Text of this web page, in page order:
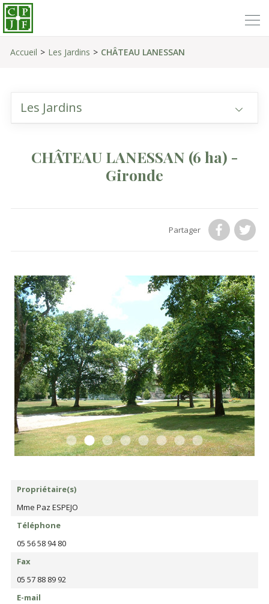
Accueil Les Jardins CHÂTEAU LANESSAN
Les Jardins
CHÂTEAU LANESSAN (6 ha) -
Gironde
Partager
Propriétaire(s)
Mme Paz ESPEJO
Téléphone
05 56 58 94 80
Fax
05 57 88 89 92
E-mail